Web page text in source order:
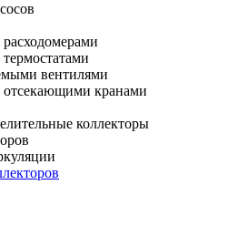
вентилями
отсекающими кранами
коллекторы